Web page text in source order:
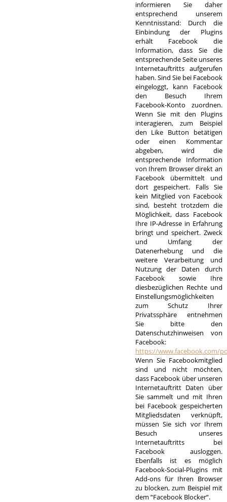
informieren Sie daher
entsprechend unserem
Kenntnisstand: Durch die
Einbindung der Plugins
erhält Facebook die
Information, dass Sie die
entsprechende Seite unseres
Internetauftritts aufgerufen
haben. Sind Sie bei Facebook
eingeloggt, kann Facebook
den Besuch Ihrem
Facebook-Konto zuordnen.
Wenn Sie mit den Plugins
interagieren, zum Beispiel
den Like Button betätigen
oder einen Kommentar
abgeben, wird die
entsprechende Information
von Ihrem Browser direkt an
Facebook übermittelt und
dort gespeichert. Falls Sie
kein Mitglied von Facebook
sind, besteht trotzdem die
Möglichkeit, dass Facebook
Ihre IP-Adresse in Erfahrung
bringt und speichert. Zweck
und Umfang der
Datenerhebung und die
weitere Verarbeitung und
Nutzung der Daten durch
Facebook sowie Ihre
diesbezüglichen Rechte und
Einstellungsmöglichkeiten
zum Schutz Ihrer
Privatssphäre entnehmen
Sie bitte den
Datenschutzhinweisen von
Facebook:
https://www.facebook.com/
Wenn Sie Facebookmitglied
sind und nicht möchten,
dass Facebook über unseren
Internetauftritt Daten über
Sie sammelt und mit Ihren
bei Facebook gespeicherten
Mitgliedsdaten verknüpft,
müssen Sie sich vor Ihrem
Besuch unseres
Internetauftritts bei
Facebook ausloggen.
Ebenfalls ist es möglich
Facebook-Social-Plugins mit
Add-ons für Ihren Browser
zu blocken, zum Beispiel mit
dem “Facebook Blocker“.